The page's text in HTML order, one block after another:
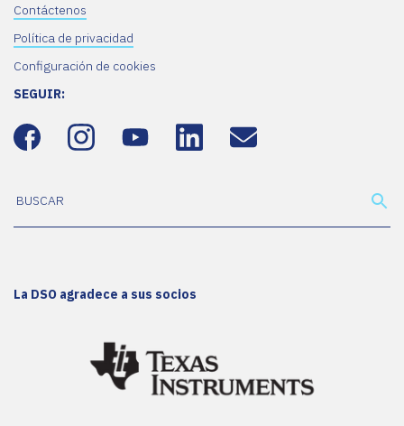
Contáctenos
Política de privacidad
Configuración de cookies
SEGUIR:
La DSO agradece a sus socios